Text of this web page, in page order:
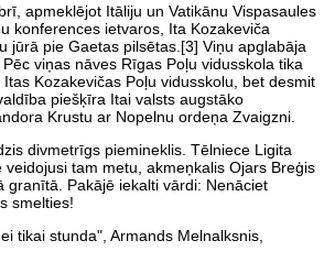
apmeklējot Itāliju un Vatikānu Vispasaules
konferences ietvaros, Ita Kozakeviča
jūrā pie Gaetas pilsētas.[3] Viņu apglabāja
viņas nāves Rīgas Poļu vidusskola tika
Kozakevičas Poļu vidusskolu, bet desmit
piešķīra Itai valsts augstāko
Krustu ar Nopelnu ordeņa Zvaigzni.
divmetrīgs piemineklis. Tēlniece Ligita
veidojusi tam metu, akmeņkalis Ojars Breģis
granītā. Pakājē iekalti vārdi: Nenāciet
smelties!
tikai stunda", Armands Melnalksnis,